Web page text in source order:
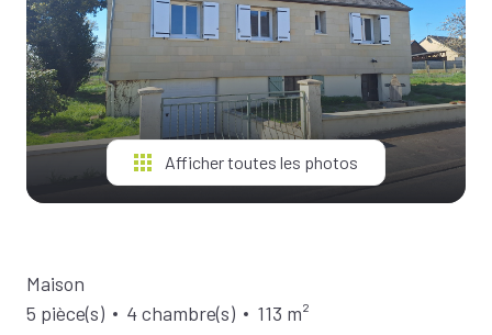
ESTIMEZ
VOTRE
BIEN
NOTRE
Afficher toutes les photos
Maison
5 pièce(s)
4 chambre(s) 113 m²